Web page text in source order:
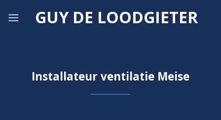
GUY DE LOODGIETER
Installateur ventilatie Meise